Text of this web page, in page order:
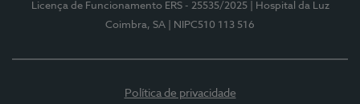
Licença de Funcionamento ERS - 25535/2025
| Hospital da Luz
Coimbra, SA
| NIPC510 113 516
Política de privacidade